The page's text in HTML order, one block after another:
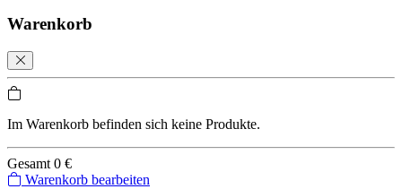
Warenkorb
Im Warenkorb befinden sich keine Produkte.
Gesamt 0 €
Warenkorb bearbeiten